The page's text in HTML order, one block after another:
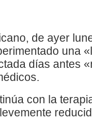
de ayer
una
días antes
con la